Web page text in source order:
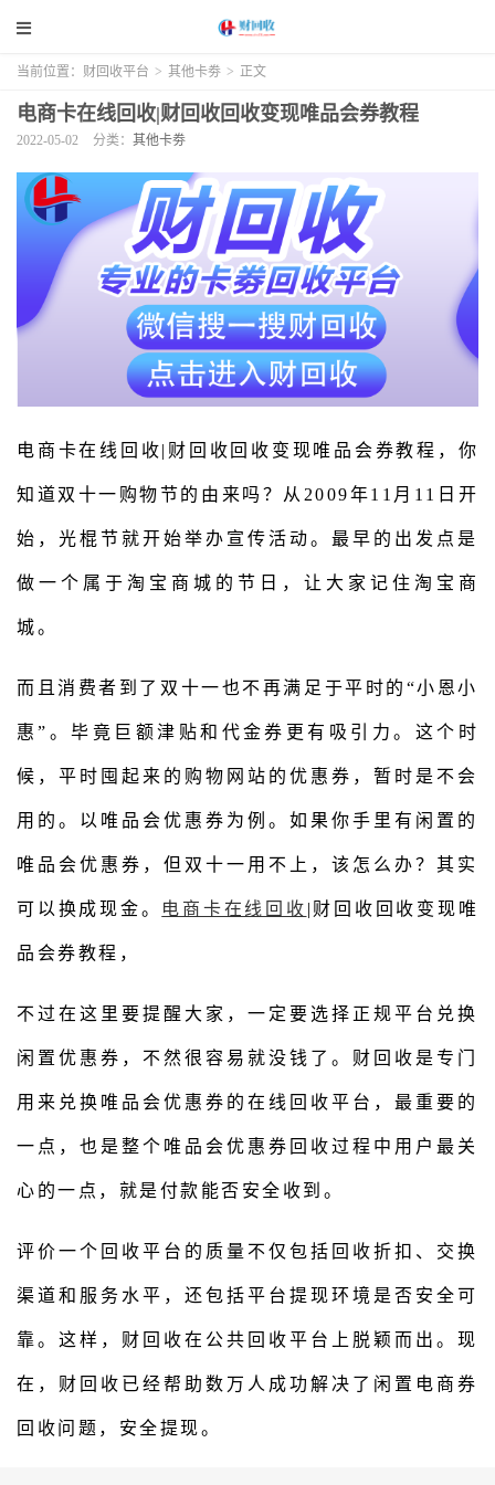
当前位置： 财回收平台 > 其他卡劵 > 正文
电商卡在线回收|财回收回收变现唯品会券教程
2022-05-02 分类： 其他卡劵
电商卡在线回收|财回收回收变现唯品会券教程，你
知道双十一购物节的由来吗？从2009年11月11日开
始，光棍节就开始举办宣传活动。最早的出发点是
做一个属于淘宝商城的节日，让大家记住淘宝商
城。
而且消费者到了双十一也不再满足于平时的“小恩小
惠”。毕竟巨额津贴和代金券更有吸引力。这个时
候，平时囤起来的购物网站的优惠券，暂时是不会
用的。以唯品会优惠券为例。如果你手里有闲置的
唯品会优惠券，但双十一用不上，该怎么办？其实
可以换成现金。 电商卡在线回收 |财回收回收变现唯
品会券教程，
不过在这里要提醒大家，一定要选择正规平台兑换
闲置优惠券，不然很容易就没钱了。财回收是专门
用来兑换唯品会优惠券的在线回收平台，最重要的
一点，也是整个唯品会优惠券回收过程中用户最关
心的一点，就是付款能否安全收到。
评价一个回收平台的质量不仅包括回收折扣、交换
渠道和服务水平，还包括平台提现环境是否安全可
靠。这样，财回收在公共回收平台上脱颖而出。现
在，财回收已经帮助数万人成功解决了闲置电商券
回收问题，安全提现。